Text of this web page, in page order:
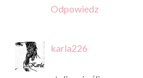
Odpowiedz
karla226